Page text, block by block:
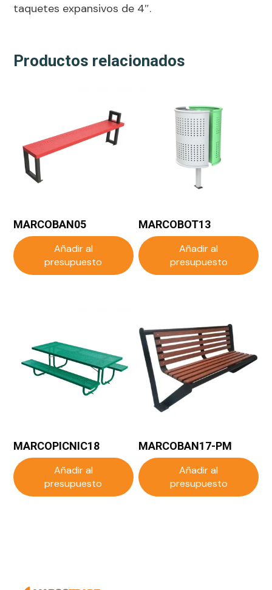
taquetes expansivos de 4″.
Productos relacionados
MARCOBAN05
Añadir al
presupuesto
MARCOBOT13
Añadir al
presupuesto
MARCOPICNIC18
Añadir al
presupuesto
MARCOBAN17-PM
Añadir al
presupuesto